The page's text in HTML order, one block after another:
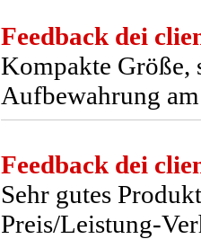
Feedback dei
Kompakte Größe,
Aufbewahrung
Feedback dei
Sehr gutes
Preis/Leistung-